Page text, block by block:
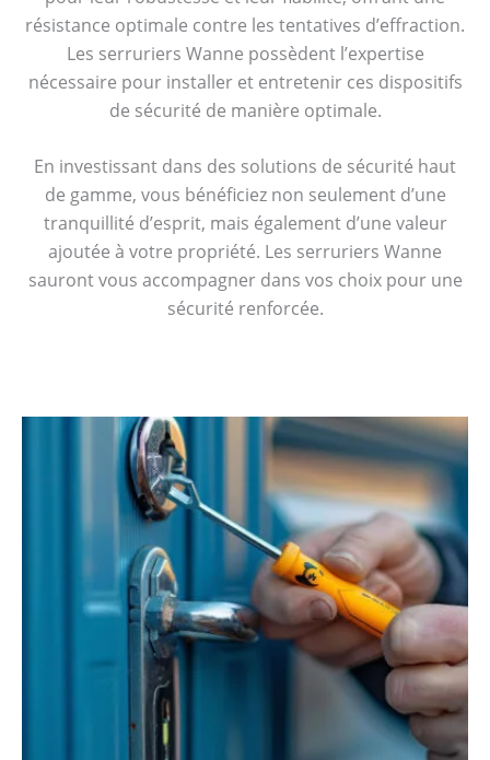
résistance optimale contre les tentatives d’effraction.
Les serruriers Wanne possèdent l’expertise
nécessaire pour installer et entretenir ces dispositifs
de sécurité de manière optimale.
En investissant dans des solutions de sécurité haut
de gamme, vous bénéficiez non seulement d’une
tranquillité d’esprit, mais également d’une valeur
ajoutée à votre propriété. Les serruriers Wanne
sauront vous accompagner dans vos choix pour une
sécurité renforcée.